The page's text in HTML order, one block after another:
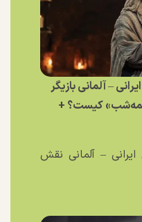
– آلمانی بازیگر
کیست؟ +
ایرانی – آلمانی نقش